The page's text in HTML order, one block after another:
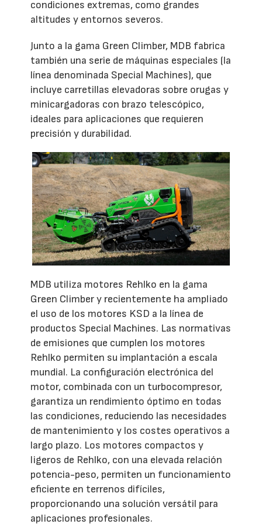
condiciones extremas, como grandes
altitudes y entornos severos.
Junto a la gama Green Climber, MDB fabrica
también una serie de máquinas especiales (la
línea denominada Special Machines), que
incluye carretillas elevadoras sobre orugas y
minicargadoras con brazo telescópico,
ideales para aplicaciones que requieren
precisión y durabilidad.
MDB utiliza motores Rehlko en la gama
Green Climber y recientemente ha ampliado
el uso de los motores KSD a la línea de
productos Special Machines. Las normativas
de emisiones que cumplen los motores
Rehlko permiten su implantación a escala
mundial. La configuración electrónica del
motor, combinada con un turbocompresor,
garantiza un rendimiento óptimo en todas
las condiciones, reduciendo las necesidades
de mantenimiento y los costes operativos a
largo plazo. Los motores compactos y
ligeros de Rehlko, con una elevada relación
potencia-peso, permiten un funcionamiento
eficiente en terrenos difíciles,
proporcionando una solución versátil para
aplicaciones profesionales.